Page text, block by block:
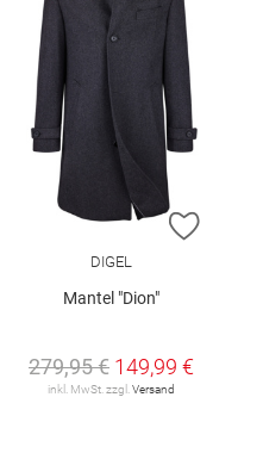
HINZUFÜGEN
ZUR
DIGEL
Mantel "Dion"
279,95 € 149,99 €
inkl. MwSt. zzgl. Versand